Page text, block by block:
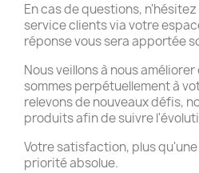
En cas de questions,
service clients via votre
réponse vous sera apportée
Nous veillons à nous
sommes perpétuellement à
relevons de nouveaux défis,
produits afin de suivre
Votre satisfaction, plus
priorité absolue.